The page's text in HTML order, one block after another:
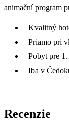
animační program
Kvalitný
Priamo pri
Pobyt pre
Iba v
Recenzie